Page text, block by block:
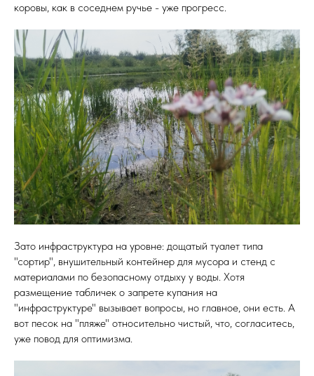
коровы, как в соседнем ручье - уже прогресс.
Зато инфраструктура на уровне: дощатый туалет типа
"сортир", внушительный контейнер для мусора и стенд с
материалами по безопасному отдыху у воды. Хотя
размещение табличек о запрете купания на
"инфраструктуре" вызывает вопросы, но главное, они есть. А
вот песок на "пляже" относительно чистый, что, согласитесь,
уже повод для оптимизма.